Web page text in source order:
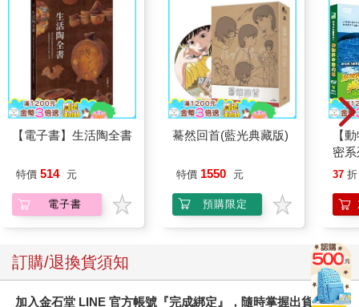
【電子書】生活陶全書
特價 514 元
電子書
驀然回首(藍光典藏版)
特價 1550 元
預購限定
【
密
37 折
訂購/退換貨須知
加入金石堂 LINE 官方帳號『完成綁定』，隨時掌握出貨動